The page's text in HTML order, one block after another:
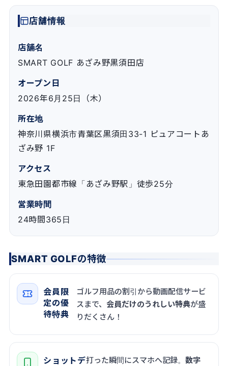
店舗情報
店舗名
SMART GOLF あざみ野黒須田店
オープン日
2026年6月25日（木）
所在地
神奈川県横浜市青葉区黒須田33-1 ピュアコートあ
ざみ野 1F
アクセス
東急田園都市線「あざみ野駅」徒歩25分
営業時間
24時間365日
SMART GOLFの特徴
会員限
定の優
待特典
ゴルフ用品の割引から動画配信サービ
スまで、 会員だけのうれしい特典が盛
りだくさん！
ショットデ打った瞬間にスマホへ記録。数字